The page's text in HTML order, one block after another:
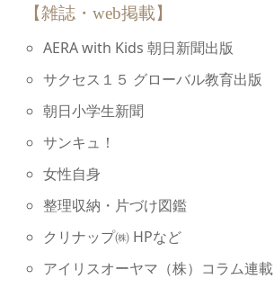
【雑誌・web掲載】
AERA with Kids 朝⽇新聞出版
サクセス１５ グローバル教育出版
朝⽇⼩学⽣新聞
サンキュ！
⼥性⾃⾝
整理収納・⽚づけ図鑑
クリナップ㈱ HPなど
アイリスオーヤマ（株）コラム連載